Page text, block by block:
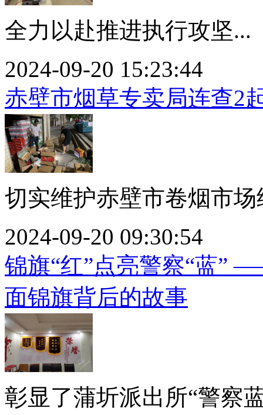
全力以赴推进执行攻坚...
2024-09-20 15:23:44
赤壁市烟草专卖局连查2
切实维护赤壁市卷烟市
2024-09-20 09:30:54
锦旗“红”点亮警察“蓝”
面锦旗背后的故事
彰显了蒲圻派出所“警察